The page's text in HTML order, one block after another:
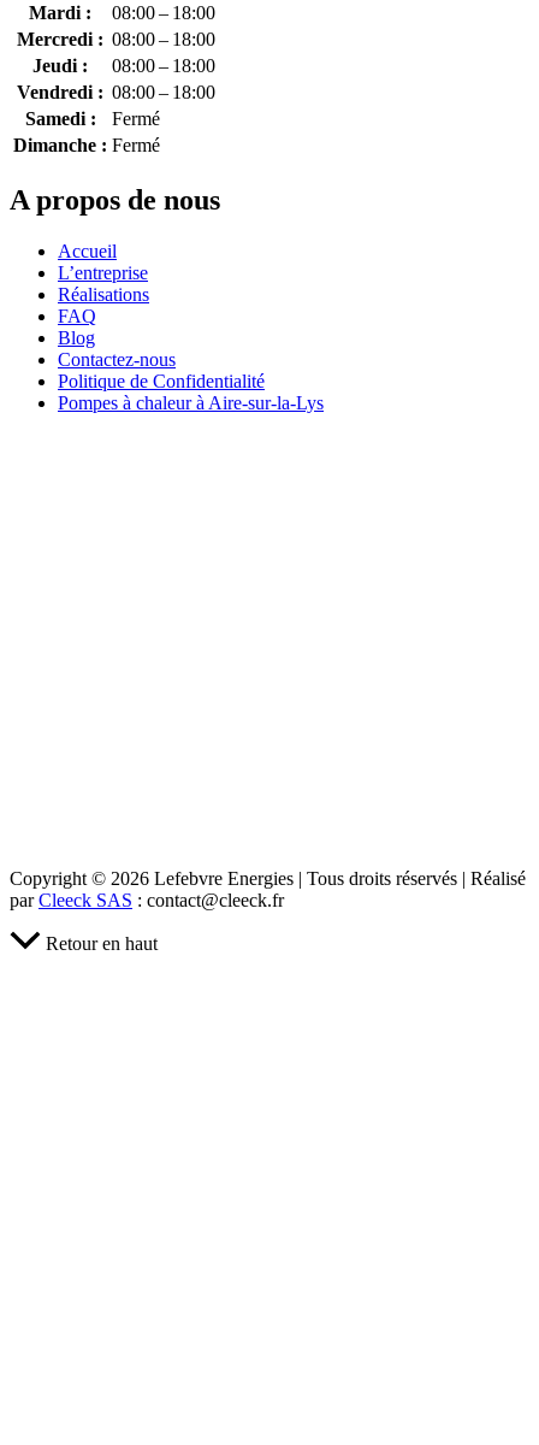
Mardi :
08:00 – 18:00
Mercredi : 08:00 – 18:00
Jeudi :
08:00 – 18:00
Vendredi : 08:00 – 18:00
Samedi :
Fermé
Dimanche : Fermé
A propos de nous
Accueil
L’entreprise
Réalisations
FAQ
Blog
Contactez-nous
Politique de Confidentialité
Pompes à chaleur à Aire-sur-la-Lys
Copyright © 2026 Lefebvre Energies | Tous droits réservés | Réalisé
parCleeck SAS : contact@cleeck.fr
Retour en haut